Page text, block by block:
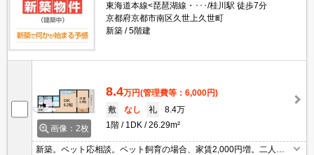
東海道本線<琵琶湖線・･･･/桂川駅 徒歩7分
京都府京都市南区久世上久世町
新築
5階建
画像：2枚
8.4万円(管理費等：6,000円)
敷
なし 礼
8.4万
1階
1DK 26.29m²
新築。ペット応相談。ペット飼育の場合、家賃2,000円増。二人入